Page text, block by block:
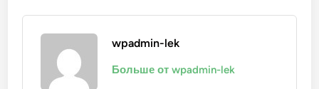
wpadmin-lek
Больше от wpadmin-lek